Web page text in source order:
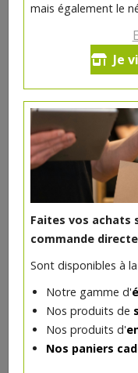
mais également le
Je
Faites vos achats
commande
Sont disponibles à
Notre gamme d'
Nos produits de
Nos produits d'
Nos paniers
Ce produit est
DANS LA
Huile caméline